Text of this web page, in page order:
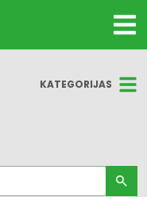
KATEGORIJAS